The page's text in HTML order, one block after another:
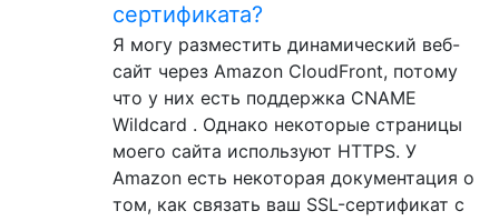
сертификата?
Я могу разместить динамический веб-
сайт через Amazon CloudFront, потому
что у них есть поддержка CNAME
Wildcard . Однако некоторые страницы
моего сайта используют HTTPS. У
Amazon есть некоторая документация о
том, как связать ваш SSL-сертификат с